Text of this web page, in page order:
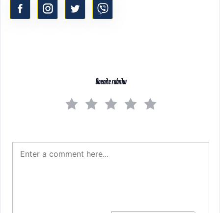
Ocenite rubriku